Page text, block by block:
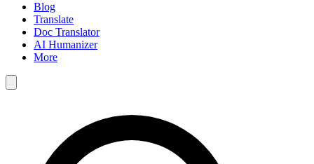
Blog
Translate
Doc Translator
AI Humanizer
More